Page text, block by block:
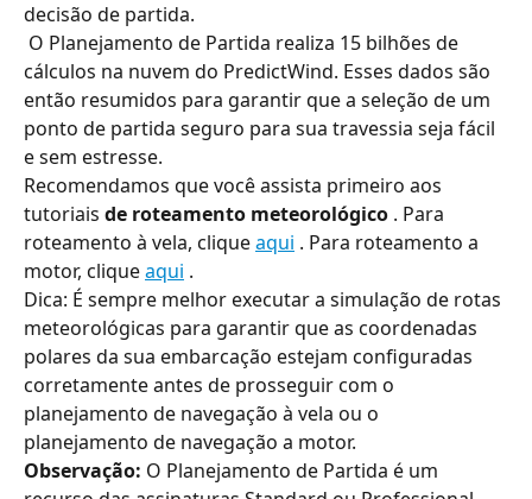
decisão de partida.
cálculos na nuvem do PredictWind. Esses dados são
então resumidos para garantir que a seleção de um
ponto de partida seguro para sua travessia seja fácil
e sem estresse.
Recomendamos que você assista primeiro aos
tutoriais de roteamento meteorológico . Para
roteamento à vela, clique aqui . Para roteamento a
motor, clique aqui .
Dica: É sempre melhor executar a simulação de rotas
meteorológicas para garantir que as coordenadas
polares da sua embarcação estejam configuradas
corretamente antes de prosseguir com o
planejamento de navegação à vela ou o
planejamento de navegação a motor.
Observação: O Planejamento de Partida é um